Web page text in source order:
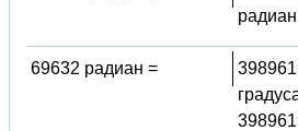
радиан
69632 радиан =